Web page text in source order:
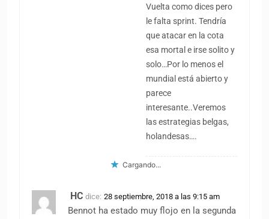
Vuelta como dices pero
le falta sprint. Tendría
que atacar en la cota
esa mortal e irse solito y
solo…Por lo menos el
mundial está abierto y
parece
interesante..Veremos
las estrategias belgas,
holandesas….
Cargando...
HC dice: 28 septiembre, 2018 a las 9:15 am
Bennot ha estado muy flojo en la segunda